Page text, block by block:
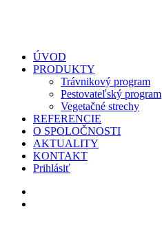
ÚVOD
PRODUKTY
Trávnikový program
Pestovateľský program
Vegetačné strechy
REFERENCIE
O SPOLOČNOSTI
AKTUALITY
KONTAKT
Prihlásiť